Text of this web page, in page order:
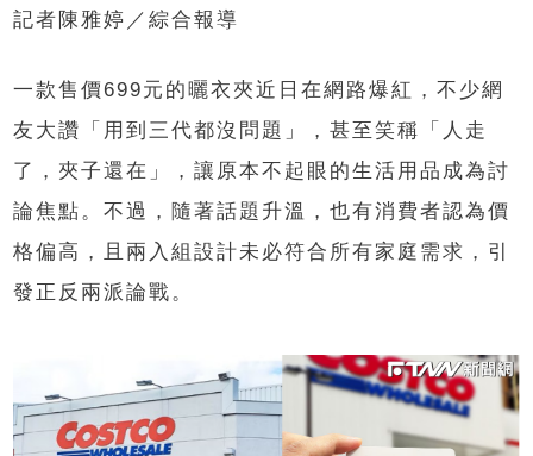
記者陳雅婷／綜合報導
一款售價699元的曬衣夾近日在網路爆紅，不少網
友大讚「用到三代都沒問題」，甚至笑稱「人走
了，夾子還在」，讓原本不起眼的生活用品成為討
論焦點。不過，隨著話題升溫，也有消費者認為價
格偏高，且兩入組設計未必符合所有家庭需求，引
發正反兩派論戰。